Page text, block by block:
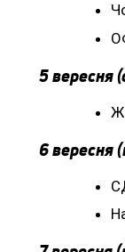
5 вересня
6 вересня